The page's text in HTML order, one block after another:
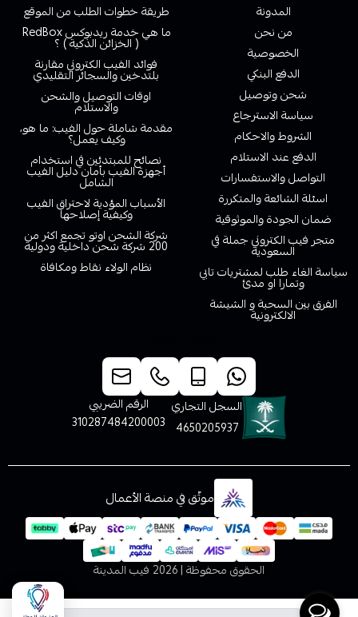
المدونة
من نحن
الخصوصية
الدفع البنكي
شحن وتوصيل
سياسة الاسترجاع
الشروط والاحكام
الدفع عند الاستلام
التواصل والاستفسارات
اسئلة الشائعة والمتكررة
ضمان الجودة والموثوقية
متجر فيب الكتروني جملة في
السعودية
سياسة الغاء طلب لمشتريات تابي
وتمارا او مدئ
الفرق بين السحبة و الشيشة
الالكترونية
طريقة خطوات الطلب من الموقع
ما هي خدمة ريدبوكس RedBox
( الخزائن الذكية ) ؟
فوائد الفيب الكتروني مقارنة
بلتدخين والسجائر التقليدي
اوقات التوصيل والشحن
والاستلام
مقدمة شاملة حول الفيب: ما هو،
وكيف يعمل؟
نصائح للمبتدئين في استخدام
أجهزة الفيب بأمان دليل الفيب
الشامل
الأسباب المؤدية لاحتراق الفيب
وكيفية إصلاحها
شركة الشحن اوتو تجمع اكثر من
200 شركة شحن داخلية ودولية
نظام الولاء نقاط ومكافاة
السجل التجاري
4650205937
الرقم الضريبي
310287484200003
موثّق في منصة الأعمال
الحقوق محفوظة | 2026 فيب المدينة